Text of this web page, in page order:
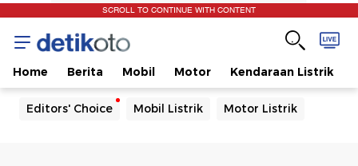
SCROLL TO CONTINUE WITH CONTENT
Home Berita Mobil Motor Kendaraan Listrik
Editors' Choice Mobil Listrik Motor Listrik